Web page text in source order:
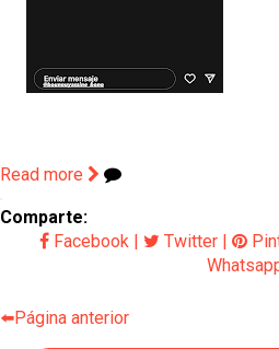
Read more
Comparte:
Facebook | Twitter |
⬅️Página anterior